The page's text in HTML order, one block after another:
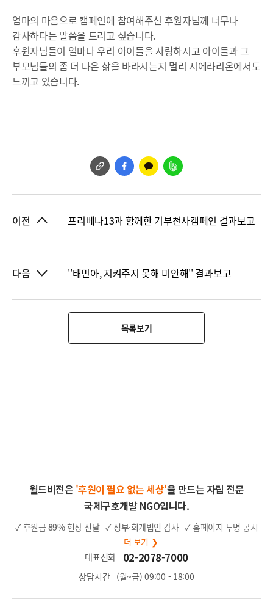
엄마의 마음으로 캠페인에 참여해주신 후원자님께 너무나
감사하다는 말씀을 드리고 싶습니다.
후원자님들이 얼마나 우리 아이들을 사랑하시고 아이들과 그
부모님들의 좀 더 나은 삶을 바라시는지 멀리 시에라리온에서도
느끼고 있습니다.
이전 프리베나13과 함께한 기부천사캠페인 결과보고
다음 ''태민아, 지켜주지 못해 미안해'' 결과보고
목록보기
월드비전은 '후원이 필요 없는 세상'을 만드는 자립 전문
국제구호개발 NGO입니다.
✓ 후원금 89%현장 전달 ✓ 정부·회계법인 감사 ✓ 홈페이지 투명 공시
더 보기 ❯
대표전화
02-2078-7000
상담시간 (월~금) 09:00 - 18:00